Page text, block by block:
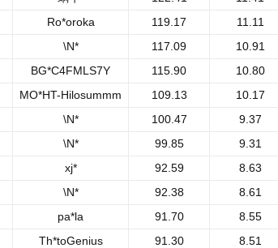
Ro*oroka 119.17
11.11
\N* 117.09
10.91
BG*C4FMLS7Y 115.90
10.80
MO*HT-Hilosummm 109.13
10.17
\N* 100.47
9.37
\N* 99.85
9.31
xj* 92.59
8.63
\N* 92.38
8.61
pa*la 91.70
8.55
Th*toGenius 91.30
8.51